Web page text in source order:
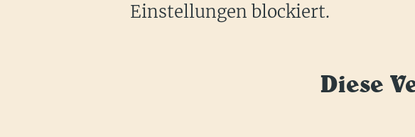
Einstellungen blockiert.
Diese